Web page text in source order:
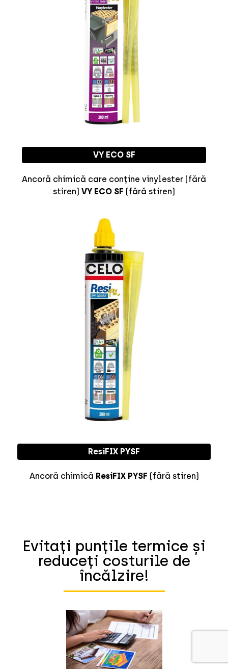
VY ECO SF
Ancoră chimică care conține vinylester (fără
stiren) VY ECO SF (fără stiren)
ResiFIX PYSF
Ancoră chimică ResiFIX PYSF (fără stiren)
Evitați punțile termice și
reduceți costurile de
încălzire!